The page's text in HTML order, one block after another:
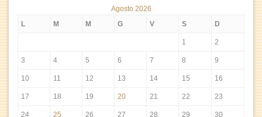
Agosto 2026
L
M M G V S D
1 2
3 4 5 6 7 8 9
10 11 12 13 14 15 16
17 18 19 20 21 22 23
24 25 26 27 28 29 30